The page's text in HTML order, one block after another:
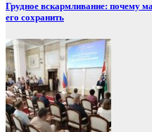
Грудное вскармливание: почему
его сохранить